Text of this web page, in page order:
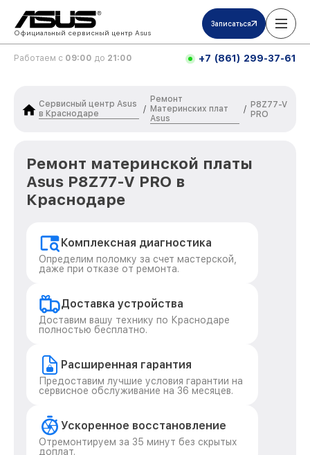
Официальный сервисный центр Asus
Записаться
Работаем с 09:00 до 21:00 +7 (861) 299-37-61
Сервисный центр Asus
в Краснодаре
/
Ремонт
Материнских плат
Asus
/ P8Z77-V
PRO
Ремонт материнской платы
Asus P8Z77-V PRO в
Краснодаре
Комплексная диагностика
Определим поломку за счет мастерской,
даже при отказе от ремонта.
Доставка устройства
Доставим вашу технику по Краснодаре
полностью бесплатно.
Расширенная гарантия
Предоставим лучшие условия гарантии на
сервисное обслуживание на 36 месяцев.
Ускоренное восстановление
Отремонтируем за 35 минут без скрытых
доплат.